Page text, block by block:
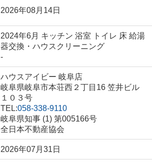
2026年08月14日
2024年6月 キッチン 浴室 トイレ 床 給湯
器交換・ハウスクリーニング
-
ハウスアイビー 岐阜店
岐阜県岐阜市本荘西２丁目16 笠井ビル
１０３号
TEL:058-338-9110
岐阜県知事 (1) 第005166号
全日本不動産協会
2026年07月31日